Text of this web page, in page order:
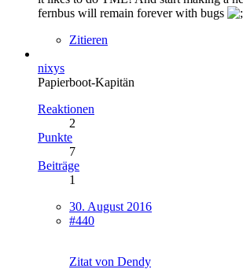
fernbus will remain forever with bugs
Zitieren
nixys
Papierboot-Kapitän
Reaktionen
2
Punkte
7
Beiträge
1
30. August 2016
#440
Zitat von Dendy